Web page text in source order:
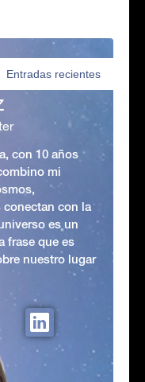
Entradas recientes
con 10 años
mi
con la
es un
frase que es
nuestro lugar